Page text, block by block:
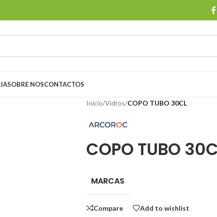
SOBRE NOSCONTACTOS
Início/Vidros/COPO TUBO 30CL
COPO TUBO
MARCAS
Compare Add to wishlist